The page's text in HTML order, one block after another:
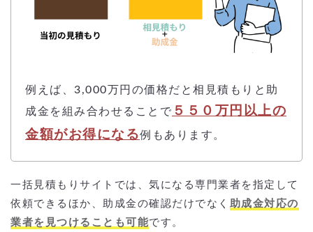
例えば、3,000万円の価格だと相見積もりと助
成金を組み合わせることで ５５０万円以上の
金額がお得になる例もあります。
一括見積もりサイトでは、気になる専門業者を指定して
依頼できるほか、助成金の確認だけでなく 助成金対応の
業者を見つけることも可能です。